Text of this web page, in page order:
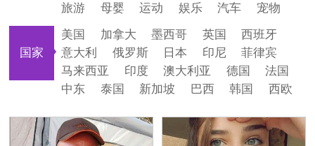
旅游 母婴 运动 娱乐 汽车 宠物
国家
美国 加拿大 墨西哥 英国
西班牙
意大利
俄罗斯 日本 印尼
菲律宾
马来西亚
印度 澳大利亚 德国
法国
中东
泰国 新加坡 巴西 韩国 西欧